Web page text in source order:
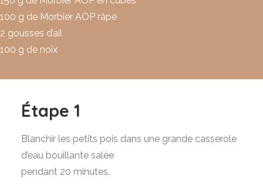
100 g de Morbier AOP râpé
2 gousses d’ail
100 g de noix
Étape 1
Blanchir les petits pois dans une grande casserole
d’eau bouillante salée
pendant 20 minutes.